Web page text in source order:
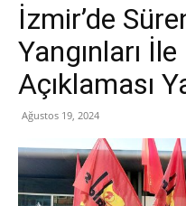
İzmir’de
Yangınları
Açıklaması
Ağustos 19, 2024